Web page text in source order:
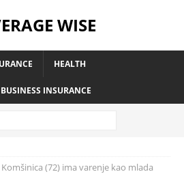
WISE
HEALTH
BUSINESS INSURANCE
Komšinica (72) ima varenje kao mlada